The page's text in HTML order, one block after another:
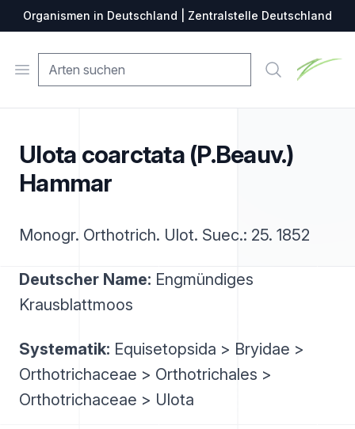
Organismen in Deutschland | Zentralstelle Deutschland
Open menu Suche
Ulota coarctata (P.Beauv.)
Hammar
Monogr. Orthotrich. Ulot. Suec.: 25. 1852
Deutscher Name: Engmündiges
Krausblattmoos
Systematik: Equisetopsida > Bryidae >
Orthotrichaceae > Orthotrichales >
Orthotrichaceae > Ulota